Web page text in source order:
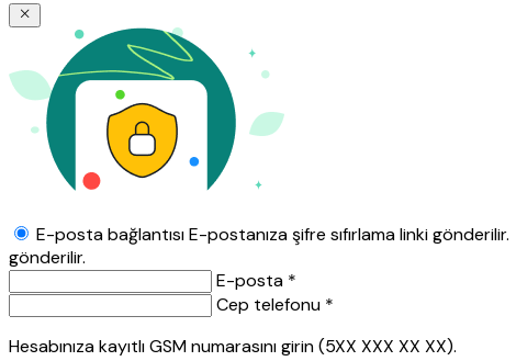
E-posta bağlantısıE-postanıza şifre sıfırlama linki gönderilir.
gönderilir.
E-posta *
Cep telefonu *
Hesabınıza kayıtlı GSM numarasını girin (5XX XXX XX XX).